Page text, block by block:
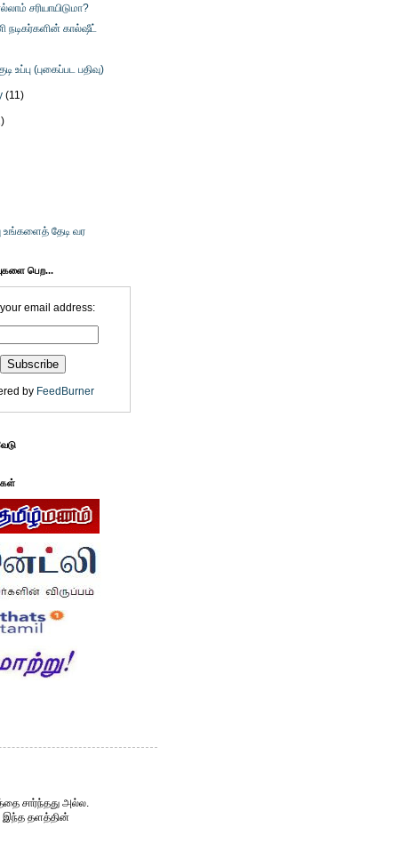
சரியாயிடுமா?
நடிகர்களின் கால்ஷீட்
உப்பு (புகைப்பட பதிவு)
(11)
உங்களைத் தேடி வர
பெற...
email address:
by FeedBurner
சார்ந்தது அல்ல.
இந்த தளத்தின்